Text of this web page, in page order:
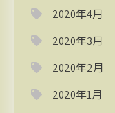
2020年4月
2020年3月
2020年2月
2020年1月